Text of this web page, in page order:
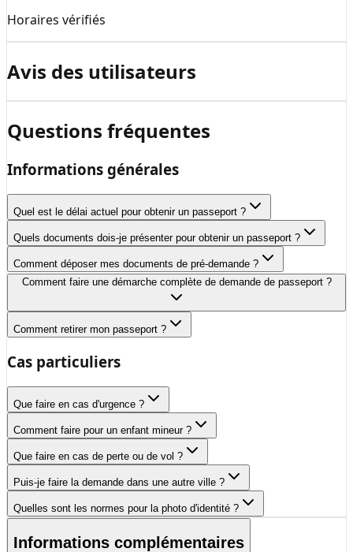
Horaires vérifiés
Avis des utilisateurs
Questions fréquentes
Informations générales
Quel est le délai actuel pour obtenir un passeport ?
Quels documents dois-je présenter pour obtenir un passeport ?
Comment déposer mes documents de pré-demande ?
Comment faire une démarche complète de demande de passeport ?
Comment retirer mon passeport ?
Cas particuliers
Que faire en cas d'urgence ?
Comment faire pour un enfant mineur ?
Que faire en cas de perte ou de vol ?
Puis-je faire la demande dans une autre ville ?
Quelles sont les normes pour la photo d'identité ?
Informations complémentaires